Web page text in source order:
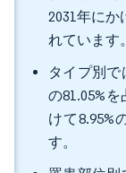
2031年にか
れています。
タイプ別で
の81.05%
けて8.95%
す。